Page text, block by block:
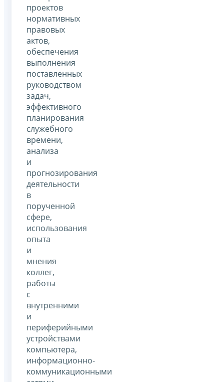
проектов
нормативных
правовых
актов,
обеспечения
выполнения
поставленных
руководством
задач,
эффективного
планирования
служебного
времени,
анализа
и
прогнозирования
деятельности
в
порученной
сфере,
использования
опыта
и
мнения
коллег,
работы
с
внутренними
и
периферийными
устройствами
компьютера,
информационно-
коммуникационными